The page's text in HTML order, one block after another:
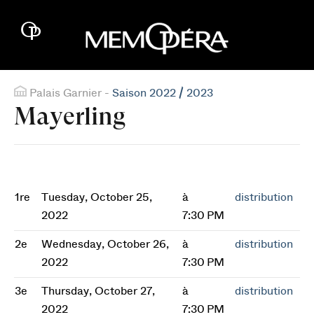
Palais Garnier - Saison 2022 / 2023
Mayerling
1re
Tuesday, October 25,
2022
à
7:30 PM
distribution
2e
Wednesday, October 26,
2022
à
7:30 PM
distribution
3e
Thursday, October 27,
2022
à
7:30 PM
distribution